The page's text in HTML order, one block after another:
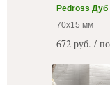
Pedross Дуб
70x15 мм
672 руб. /